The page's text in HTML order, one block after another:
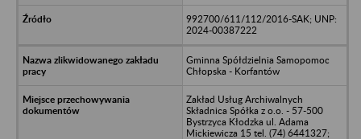
992700/611/112/2016-SAK; UNP:
2024-00387222
Gminna Spółdzielnia Samopomoc
Chłopska - Korfantów
Zakład Usług Archiwalnych
Składnica Spółka z o.o. - 57-500
Bystrzyca Kłodzka ul. Adama
Mickiewicza 15 tel. (74) 6441327;